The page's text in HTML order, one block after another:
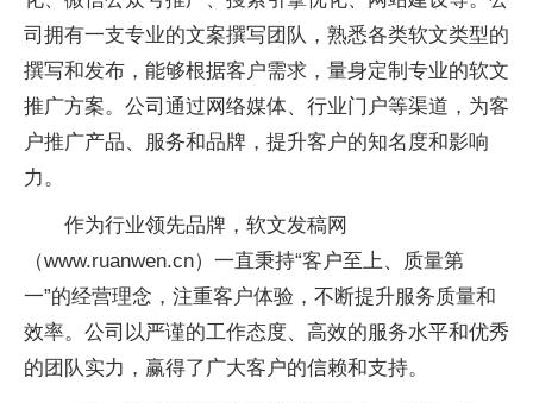
司拥有一支专业的文案撰写团队，熟悉各类软文类型的
撰写和发布，能够根据客户需求，量身定制专业的软文
推广方案。公司通过网络媒体、行业门户等渠道，为客
户推广产品、服务和品牌，提升客户的知名度和影响
力。
作为行业领先品牌，软文发稿网
（www.ruanwen.cn）一直秉持“客户至上、质量第
一”的经营理念，注重客户体验，不断提升服务质量和
效率。公司以严谨的工作态度、高效的服务水平和优秀
的团队实力，赢得了广大客户的信赖和支持。